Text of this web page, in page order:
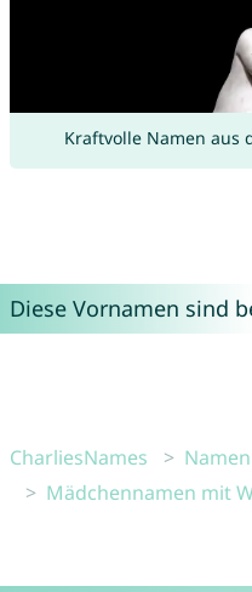
Kraftvolle Namen aus
Diese Vornamen sind
CharliesNames Namen
Mädchennamen mit